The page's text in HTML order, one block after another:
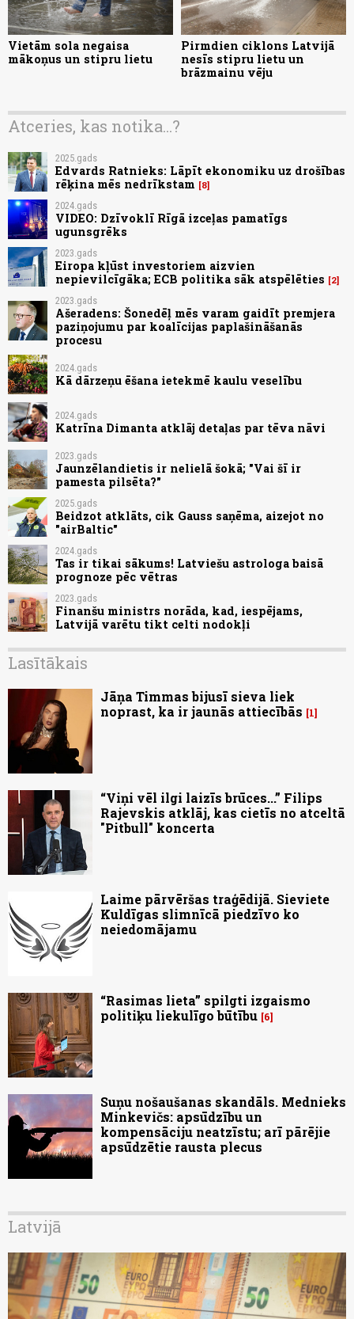
Vietām sola negaisa
mākoņus un stipru lietu
Pirmdien ciklons Latvijā
nesīs stipru lietu un
brāzmainu vēju
Atceries, kas notika...?
2025.gads
Edvards Ratnieks: Lāpīt ekonomiku uz drošības
rēķina mēs nedrīkstam
8
2024.gads
VIDEO: Dzīvoklī Rīgā izceļas pamatīgs
ugunsgrēks
2023.gads
Eiropa kļūst investoriem aizvien
nepievilcīgāka; ECB politika sāk atspēlēties
2
2023.gads
Ašeradens: Šonedēļ mēs varam gaidīt premjera
paziņojumu par koalīcijas paplašināšanās
procesu
2024.gads
Kā dārzeņu ēšana ietekmē kaulu veselību
2024.gads
Katrīna Dimanta atklāj detaļas par tēva nāvi
2023.gads
Jaunzēlandietis ir nelielā šokā; "Vai šī ir
pamesta pilsēta?"
2025.gads
Beidzot atklāts, cik Gauss saņēma, aizejot no
"airBaltic"
2024.gads
Tas ir tikai sākums! Latviešu astrologa baisā
prognoze pēc vētras
2023.gads
Finanšu ministrs norāda, kad, iespējams,
Latvijā varētu tikt celti nodokļi
Lasītākais
Jāņa Timmas bijusī sieva liek
noprast, ka ir jaunās attiecībās
1
“Viņi vēl ilgi laizīs brūces...” Filips
Rajevskis atklāj, kas cietīs no atceltā
"Pitbull" koncerta
Laime pārvēršas traģēdijā. Sieviete
Kuldīgas slimnīcā piedzīvo ko
neiedomājamu
“Rasimas lieta” spilgti izgaismo
politiķu liekulīgo būtību 6
Suņu nošaušanas skandāls. Mednieks
Minkevičs: apsūdzību un
kompensāciju neatzīstu; arī pārējie
apsūdzētie rausta plecus
Latvijā